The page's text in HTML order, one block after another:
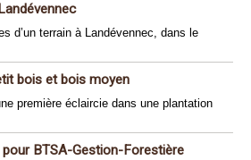
d’un terrain à Landévennec, dans le
bois et bois moyen
première éclaircie dans une plantation
BTSA-Gestion-Forestière